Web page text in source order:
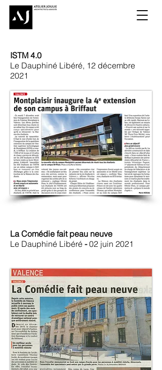
ISTM 4.0
Le Dauphiné Libéré, 12 décembre
2021
La Comédie fait peau neuve
Le Dauphiné Libéré -02 juin 2021